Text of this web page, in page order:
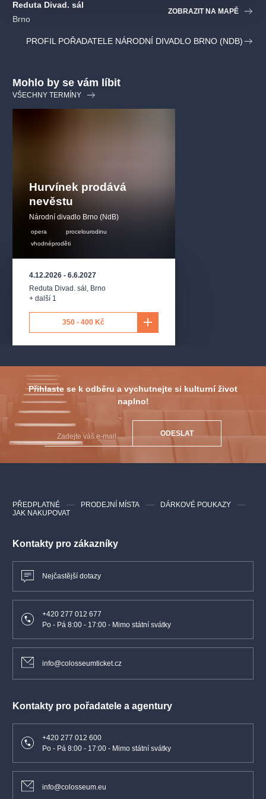
Lehninerplatz, kde měla na konci roku 2024 premiéru i hra
changes.
Reduta Divad. sál
Brno
ZOBRAZIT NA MAPĚ
PROFIL POŘADATELE NÁRODNÍ DIVADLO BRNO (NDB)
Mohlo by se vám líbit
VŠECHNY TERMÍNY
Hurvínek prodává
nevěstu
Národní divadlo Brno (NdB)
opera
procelourodinu
vhodnéproděti
4.12.2026 - 6.6.2027
Reduta Divad. sál, Brno
+ další 1
350 - 400 Kč
Přihlaste se k odběru a vychutnejte si kulturní život
naplno!
ODESLAT
Kontakty pro zákazníky
Nejčastější dotazy
+420 277 012 677
Po - Pá 8:00 - 17:00 - Mimo státní svátky
info@colosseumticket.cz
Kontakty pro pořadatele a agentury
+420 277 012 600
Po - Pá 8:00 - 17:00 - Mimo státní svátky
info@colosseum.eu
PŘEDPLATNÉ PRODEJNÍ MÍSTA
DÁRKOVÉ POUKAZY
JAK NAKUPOVAT